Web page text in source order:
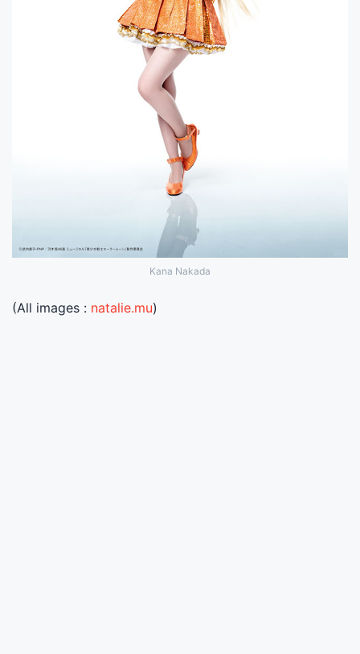
Kana Nakada
(All images : natalie.mu)